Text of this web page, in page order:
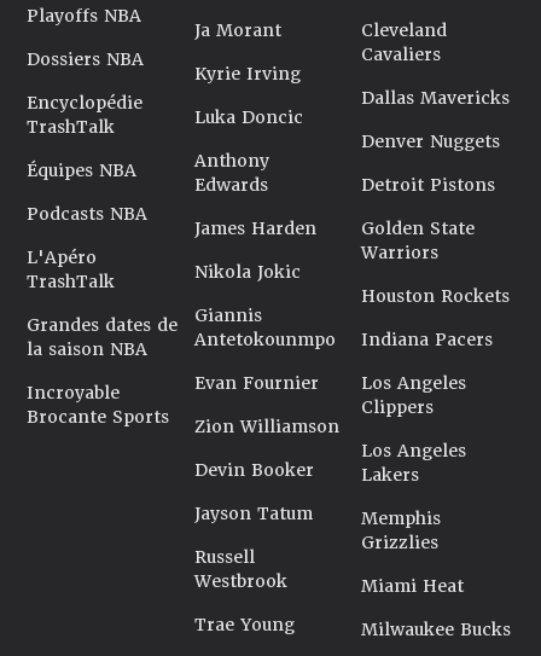
Playoffs NBA
Dossiers NBA
Encyclopédie
TrashTalk
Équipes NBA
Podcasts NBA
L'Apéro
TrashTalk
Grandes dates de
la saison NBA
Incroyable
Brocante Sports
Ja Morant
Kyrie Irving
Luka Doncic
Anthony
Edwards
James Harden
Nikola Jokic
Giannis
Antetokounmpo
Evan Fournier
Zion Williamson
Devin Booker
Jayson Tatum
Russell
Westbrook
Trae Young
Cleveland
Cavaliers
Dallas Mavericks
Denver Nuggets
Detroit Pistons
Golden State
Warriors
Houston Rockets
Indiana Pacers
Los Angeles
Clippers
Los Angeles
Lakers
Memphis
Grizzlies
Miami Heat
Milwaukee Bucks